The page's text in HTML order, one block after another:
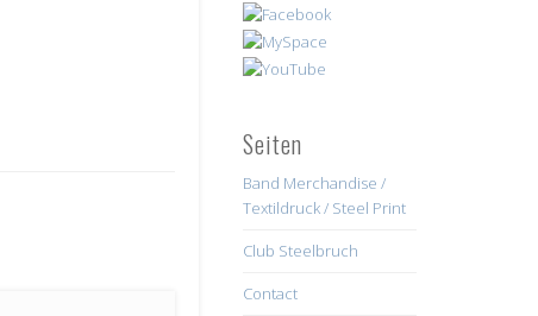
Seiten
Band Merchandise /
Textildruck / Steel Print
Club Steelbruch
Contact